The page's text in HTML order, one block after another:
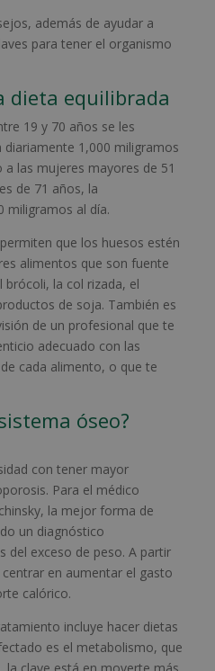
además de ayudar a
para tener el organismo
dieta equilibrada
19 y 70 años se les
1,000 miligramos
a las mujeres mayores de 51
de 71 años, la
miligramos al día.
que los huesos estén
alimentos que son fuente
brócoli, la col rizada, el
de soja. También es
de un profesional que te
adecuado con las
cada alimento, o que te
óseo?
con tener mayor
Para el médico
la mejor forma de
un diagnóstico
del exceso de peso. A partir
en aumentar el gasto
calórico.
incluye hacer dietas
es el metabolismo, que